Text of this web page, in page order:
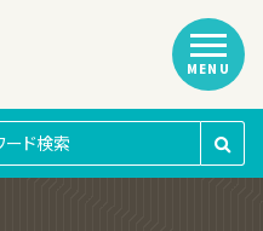
MENU